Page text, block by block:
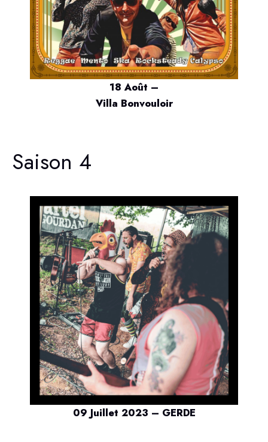
18 Août –
Villa Bonvouloir
Saison 4
09 Juillet 2023 – GERDE